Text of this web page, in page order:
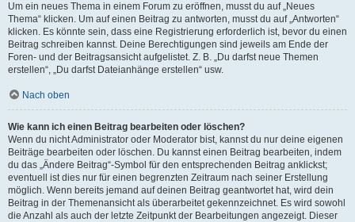
Um ein neues Thema in einem Forum zu eröffnen, musst du auf „Neues
Thema“ klicken. Um auf einen Beitrag zu antworten, musst du auf „Antworten“
klicken. Es könnte sein, dass eine Registrierung erforderlich ist, bevor du einen
Beitrag schreiben kannst. Deine Berechtigungen sind jeweils am Ende der
Foren- und der Beitragsansicht aufgelistet. Z. B. „Du darfst neue Themen
erstellen“, „Du darfst Dateianhänge erstellen“ usw.
Nach oben
Wie kann ich einen Beitrag bearbeiten oder löschen?
Wenn du nicht Administrator oder Moderator bist, kannst du nur deine eigenen
Beiträge bearbeiten oder löschen. Du kannst einen Beitrag bearbeiten, indem
du das „Ändere Beitrag“-Symbol für den entsprechenden Beitrag anklickst;
eventuell ist dies nur für einen begrenzten Zeitraum nach seiner Erstellung
möglich. Wenn bereits jemand auf deinen Beitrag geantwortet hat, wird dein
Beitrag in der Themenansicht als überarbeitet gekennzeichnet. Es wird sowohl
die Anzahl als auch der letzte Zeitpunkt der Bearbeitungen angezeigt. Dieser